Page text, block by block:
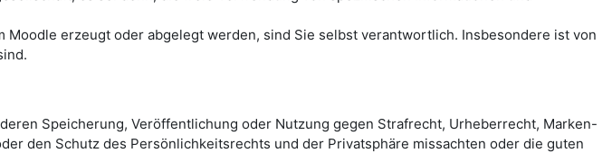
erzeugt oder abgelegt werden, sind Sie selbst verantwortlich. Insbesondere ist von
Speicherung, Veröffentlichung oder Nutzung gegen Strafrecht, Urheberrecht, Marken-
den Schutz des Persönlichkeitsrechts und der Privatsphäre missachten oder die guten